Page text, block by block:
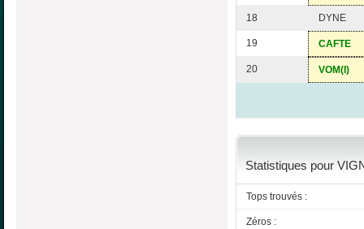
18 DYNE
19 CAFTE
20 VOM(I)
Statistiques pour
Tops trouvés :
Zéros :